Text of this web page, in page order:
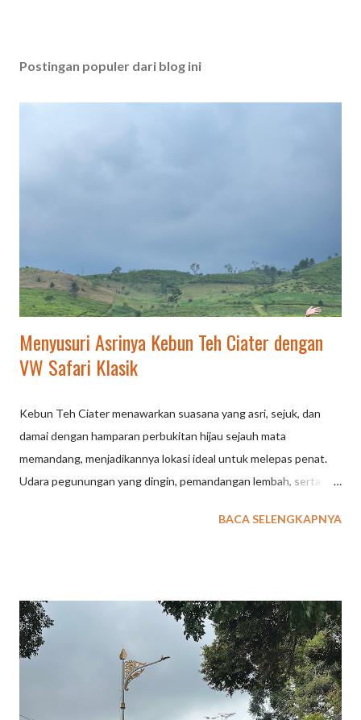
Postingan populer dari blog ini
Menyusuri Asrinya Kebun Teh Ciater dengan
VW Safari Klasik
Kebun Teh Ciater menawarkan suasana yang asri, sejuk, dan
damai dengan hamparan perbukitan hijau sejauh mata
memandang, menjadikannya lokasi ideal untuk melepas penat.
Udara pegunungan yang dingin, pemandangan lembah, serta
piknik santai. Berikut detail keindahan dan aktivitas di Kebun
kawasan sekitar Asstro Highlands Ciater. Spot Santai dan
Kuliner: Banyak spot untuk berhenti, salah satunya yang
tersembunyi di sekitar jalur utama, di mana pengunjung bisa
berlesehan di saung-saung gratis, menikmati kuliner seperti teh
hangat, atau makanan ringan di pinggir jalan. Aktivitas Menarik:
BACA SELENGKAPNYA